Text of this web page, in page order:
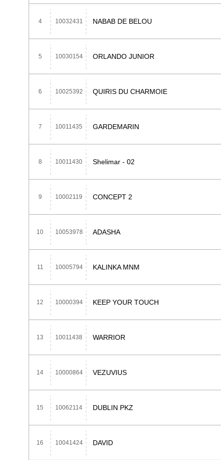
4 10032431 NABAB DE BELOU
5 10030154 ORLANDO JUNIOR
6 10025392 QUIRIS DU CHARMOIE
7 10011435 GARDEMARIN
8 10011430 Shelimar - 02
9 10002119 CONCEPT 2
10 10053978 ADASHA
11 10005794 KALINKA MNM
12 10000394 KEEP YOUR TOUCH
13 10011438 WARRIOR
14 10000864 VEZUVIUS
15 10062114 DUBLIN PKZ
16 10041424 DAVID